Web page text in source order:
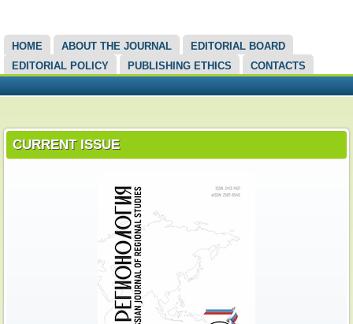
MAIN MENU
HOME ABOUT THE JOURNAL
EDITORIAL BOARD
EDITORIAL POLICY
PUBLISHING ETHICS CONTACTS
CURRENT ISSUE